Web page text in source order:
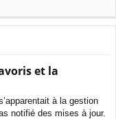
et la
à la gestion
notifié des mises à jour.